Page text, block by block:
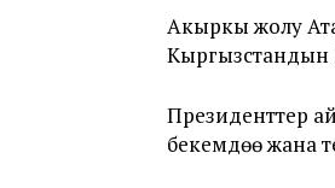
Акыркы жолу
Кыргызстандын
Президенттер
бекемдөө жана